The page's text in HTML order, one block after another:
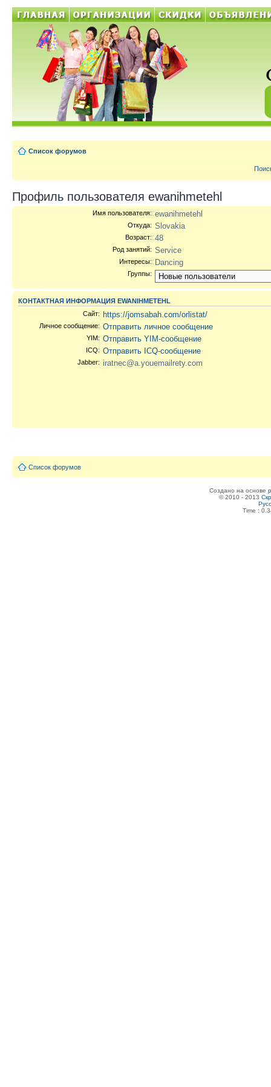
Список форумов
Профиль пользователя ewanihmetehl
Имя пользователя: ewanihmetehl
Откуда: Slovakia
Возраст: 48
Род занятий: Service
Интересы: Dancing
Группы:
КОНТАКТНАЯ ИНФОРМАЦИЯ EWANIHMETEHL
Сайт: https://jomsabah.com/orlistat/
Личное сообщение: Отправить личное сообщение
YIM: Отправить YIM-сообщение
ICQ: Отправить ICQ-сообщение
Jabber: iratnec@a.youemailrety.com
Список форумов
Создано на основе
© 2010 - 2013
Time :